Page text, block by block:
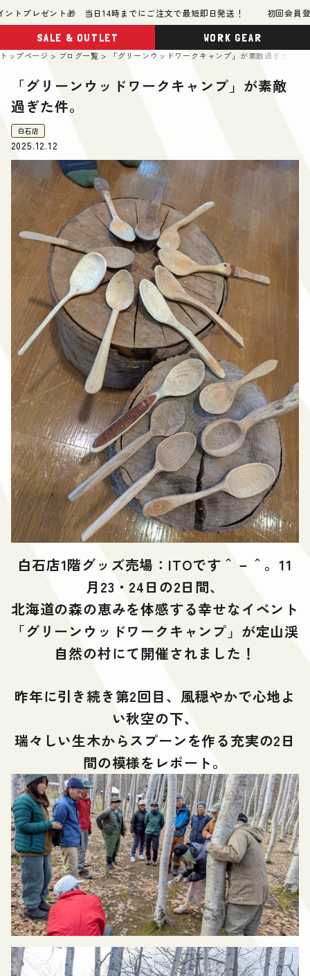
ト🎁 当日14時までにご注文で最短即日発送！ 初回会員登録で500ポ
WORK GEAR
トップページ ブログ一覧 「グリーンウッドワークキャンプ」が素敵過ぎた件。
「グリーンウッドワークキャンプ」が素敵
過ぎた件。
白石店
2025.12.12
白石店1階グッズ売場：ITOです＾－＾。11
月23・24日の2日間、
北海道の森の恵みを体感する幸せなイベント
「グリーンウッドワークキャンプ」が定山渓
自然の村にて開催されました！
昨年に引き続き第2回目、風穏やかで心地よ
い秋空の下、
瑞々しい生木からスプーンを作る充実の2日
間の模様をレポート。
SALE & OUTLET